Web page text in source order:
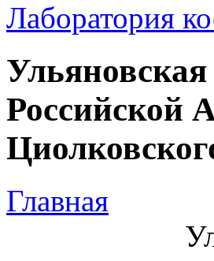
Лаборатория
Российской
Главная